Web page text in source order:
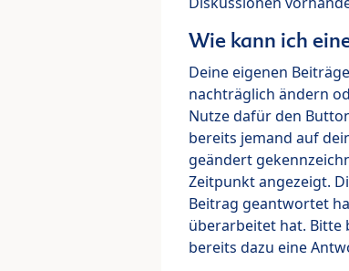
Wie kann ich
Deine eigenen
nachträglich ändern
Nutze dafür den
bereits jemand auf
geändert
Zeitpunkt angezeigt.
Beitrag geantwortet
überarbeitet hat. Bitte
bereits dazu eine